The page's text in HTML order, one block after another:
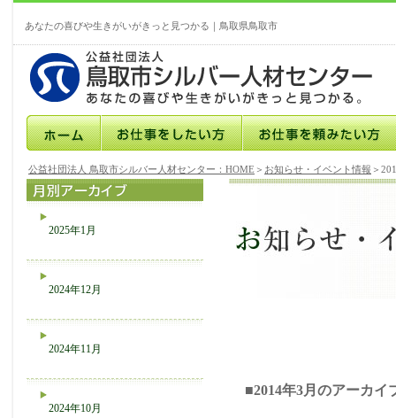
あなたの喜びや生きがいがきっと見つかる｜鳥取県鳥取市
公益社団法人 鳥取市シルバー人材センター：HOME ＞ お知らせ・イベント情報 ＞
■2014年3月のアーカイ
2025年1月
2024年12月
2024年11月
2024年10月